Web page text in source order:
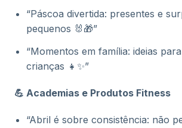
“Páscoa divertida: presentes e
pequenos 🐰🎁”
“Momentos em família: ideias
crianças 👧✨”
💪 Academias e Produtos Fitness
“Abril é sobre consistência: não